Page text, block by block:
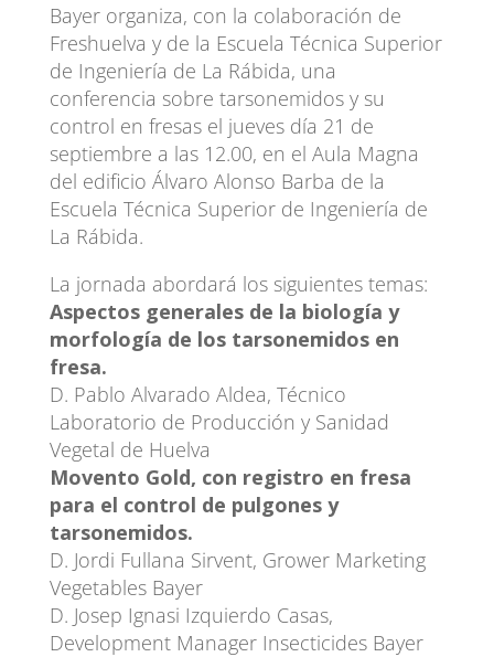
Bayer organiza, con la colaboración de
Freshuelva y de la Escuela Técnica Superior
de Ingeniería de La Rábida, una
conferencia sobre tarsonemidos y su
control en fresas el jueves día 21 de
septiembre a las 12.00, en el Aula Magna
del edificio Álvaro Alonso Barba de la
Escuela Técnica Superior de Ingeniería de
La Rábida.
La jornada abordará los siguientes temas:
Aspectos generales de la biología y
morfología de los tarsonemidos en
fresa.
D. Pablo Alvarado Aldea, Técnico
Laboratorio de Producción y Sanidad
Vegetal de Huelva
Movento Gold, con registro en fresa
para el control de pulgones y
tarsonemidos.
D. Jordi Fullana Sirvent, Grower Marketing
Vegetables Bayer
D. Josep Ignasi Izquierdo Casas,
Development Manager Insecticides Bayer